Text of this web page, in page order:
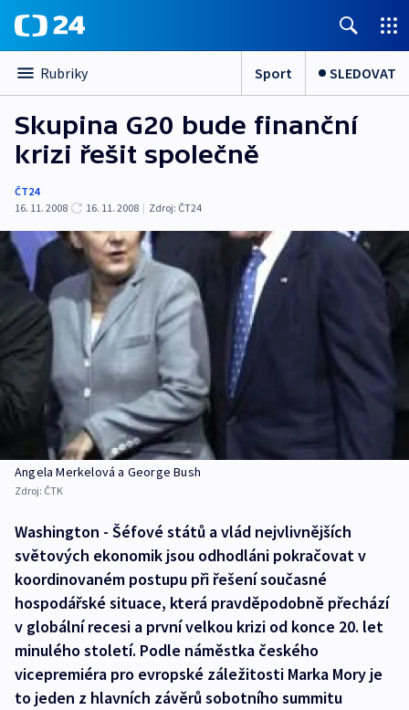
Rubriky Sport SLEDOVAT
Skupina G20 bude finanční
krizi řešit společně
ČT24
16. 11. 2008
16. 11. 2008 | Zdroj: ČT24
Angela Merkelová a George Bush
Zdroj: ČTK
Washington - Šéfové států a vlád nejvlivnějších
světových ekonomik jsou odhodláni pokračovat v
koordinovaném postupu při řešení současné
hospodářské situace, která pravděpodobně přechází
v globální recesi a první velkou krizi od konce 20. let
minulého století. Podle náměstka českého
vicepremiéra pro evropské záležitosti Marka Mory je
to jeden z hlavních závěrů sobotního summitu